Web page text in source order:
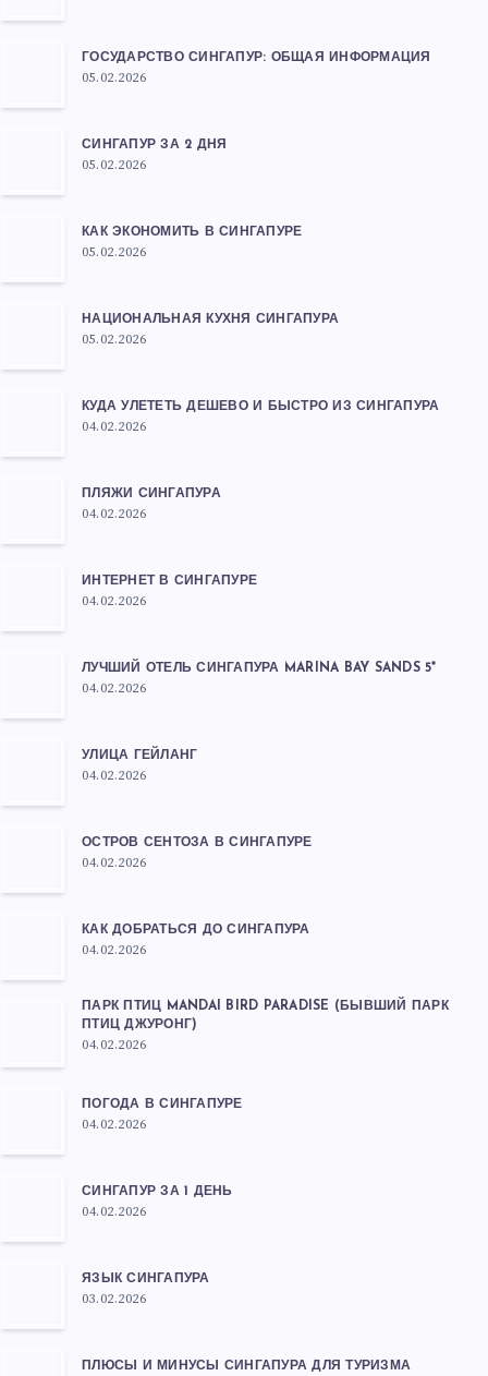
ГОСУДАРСТВО СИНГАПУР: ОБЩАЯ ИНФОРМАЦИЯ
05.02.2026
СИНГАПУР ЗА 2 ДНЯ
05.02.2026
КАК ЭКОНОМИТЬ В СИНГАПУРЕ
05.02.2026
НАЦИОНАЛЬНАЯ КУХНЯ СИНГАПУРА
05.02.2026
КУДА УЛЕТЕТЬ ДЕШЕВО И БЫСТРО ИЗ СИНГАПУРА
04.02.2026
ПЛЯЖИ СИНГАПУРА
04.02.2026
ИНТЕРНЕТ В СИНГАПУРЕ
04.02.2026
ЛУЧШИЙ ОТЕЛЬ СИНГАПУРА MARINA BAY SANDS 5*
04.02.2026
УЛИЦА ГЕЙЛАНГ
04.02.2026
ОСТРОВ СЕНТОЗА В СИНГАПУРЕ
04.02.2026
КАК ДОБРАТЬСЯ ДО СИНГАПУРА
04.02.2026
ПАРК ПТИЦ MANDAI BIRD PARADISE (БЫВШИЙ ПАРК
ПТИЦ ДЖУРОНГ)
04.02.2026
ПОГОДА В СИНГАПУРЕ
04.02.2026
СИНГАПУР ЗА 1 ДЕНЬ
04.02.2026
ЯЗЫК СИНГАПУРА
03.02.2026
ПЛЮСЫ И МИНУСЫ СИНГАПУРА ДЛЯ ТУРИЗМА